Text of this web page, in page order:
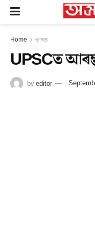
Home ভাৰত
UPSCত
byeditor